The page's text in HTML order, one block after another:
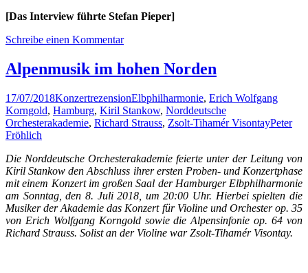
[Das Interview führte Stefan Pieper]
Schreibe einen Kommentar
Alpenmusik im hohen Norden
17/07/2018KonzertrezensionElbphilharmonie, Erich Wolfgang
Korngold, Hamburg, Kiril Stankow, Norddeutsche
Orchesterakademie, Richard Strauss, Zsolt-Tihamér VisontayPeter
Fröhlich
Die Norddeutsche Orchesterakademie feierte unter der Leitung von
Kiril Stankow den Abschluss ihrer ersten Proben- und Konzertphase
mit einem Konzert im großen Saal der Hamburger Elbphilharmonie
am Sonntag, den 8. Juli 2018, um 20:00 Uhr. Hierbei spielten die
Musiker der Akademie das Konzert für Violine und Orchester op. 35
von Erich Wolfgang Korngold sowie die Alpensinfonie op. 64 von
Richard Strauss. Solist an der Violine war Zsolt-Tihamér Visontay.